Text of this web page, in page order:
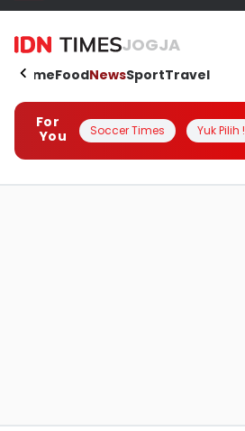
JOGJA
HomeFoodNewsSportTravel
For
You
Soccer Times Yuk Pilih !